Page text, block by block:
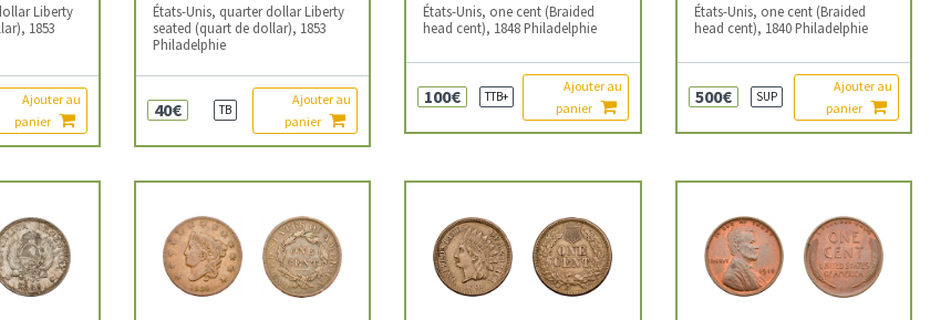
Liberty
1853
Ajouter au
panier
États-Unis, quarter dollar Liberty
seated (quart de dollar), 1853
Philadelphie
40€ TB
Ajouter au
panier
États-Unis, one cent (Braided
head cent), 1848 Philadelphie
100€ TTB+
Ajouter au
panier
États-Unis, one cent (Braided
head cent), 1840 Philadelphie
500€ SUP
Ajouter au
panier